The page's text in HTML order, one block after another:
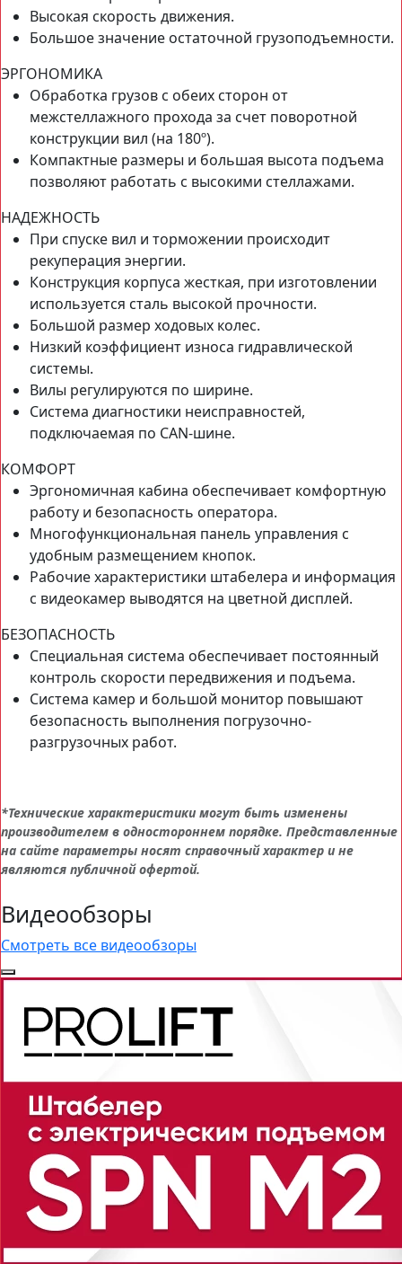
Высокая скорость движения.
Большое значение остаточной грузоподъемности.
ЭРГОНОМИКА
Обработка грузов с обеих сторон от
межстеллажного прохода за счет поворотной
конструкции вил (на 180º).
Компактные размеры и большая высота подъема
позволяют работать с высокими стеллажами.
НАДЕЖНОСТЬ
При спуске вил и торможении происходит
рекуперация энергии.
Конструкция корпуса жесткая, при изготовлении
используется сталь высокой прочности.
Большой размер ходовых колес.
Низкий коэффициент износа гидравлической
системы.
Вилы регулируются по ширине.
Система диагностики неисправностей,
подключаемая по CAN-шине.
КОМФОРТ
Эргономичная кабина обеспечивает комфортную
работу и безопасность оператора.
Многофункциональная панель управления с
удобным размещением кнопок.
Рабочие характеристики штабелера и информация
с видеокамер выводятся на цветной дисплей.
БЕЗОПАСНОСТЬ
Специальная система обеспечивает постоянный
контроль скорости передвижения и подъема.
Система камер и большой монитор повышают
безопасность выполнения погрузочно-
разгрузочных работ.
*Технические характеристики могут быть изменены
производителем в одностороннем порядке. Представленные
на сайте параметры носят справочный характер и не
являются публичной офертой.
Видеообзоры
Смотреть все видеообзоры